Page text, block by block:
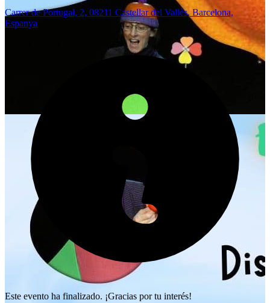
Carrer de Portugal, 2, 08211 Castellar del Vallès, Barcelona,
Espanya
Este evento ha finalizado. ¡Gracias por tu interés!